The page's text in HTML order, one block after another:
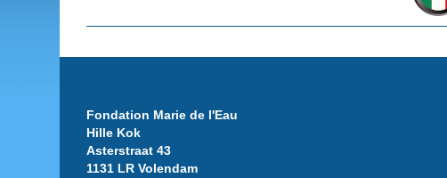
Fondation Marie de l'Eau
Hille Kok
Asterstraat 43
1131 LR Volendam